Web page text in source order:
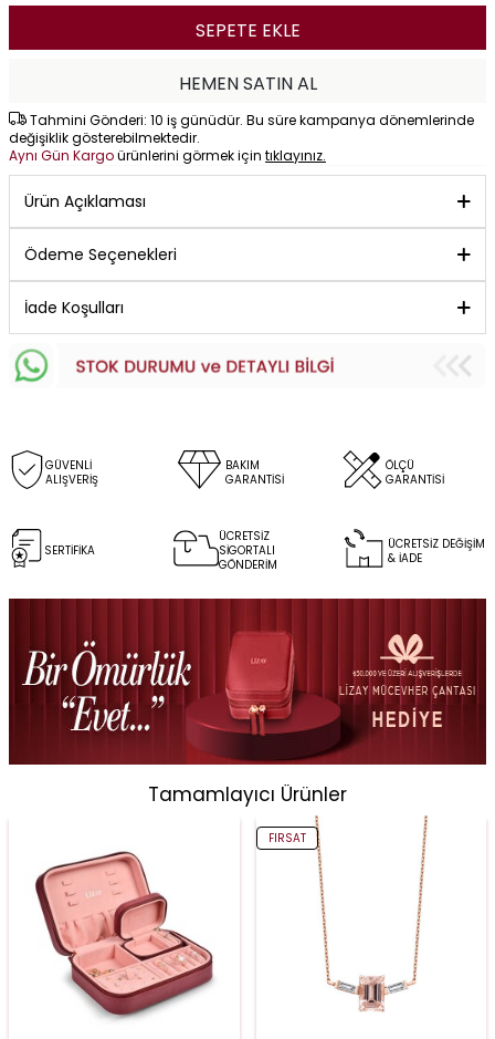
SEPETE EKLE
HEMEN SATIN AL
Tahmini Gönderi: 10 iş günüdür. Bu süre kampanya dönemlerinde
değişiklik gösterebilmektedir.
Aynı Gün Kargoürünlerini görmek için tıklayınız.
Ürün Açıklaması
Ödeme Seçenekleri
İade Koşulları
GÜVENLİ
ALIŞVERİŞ
BAKIM
GARANTİSİ
ÖLÇÜ
GARANTİSİ
SERTİFİKA
ÜCRETSİZ
SİGORTALI
GÖNDERİM
ÜCRETSİZ DEĞİŞİM
& İADE
Tamamlayıcı Ürünler
FIRSAT